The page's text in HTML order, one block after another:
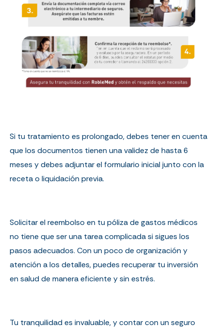
Si tu tratamiento es prolongado, debes tener en cuenta
que los documentos tienen una validez de hasta 6
meses y debes adjuntar el formulario inicial junto con la
receta o liquidación previa.
Solicitar el reembolso en tu póliza de gastos médicos
no tiene que ser una tarea complicada si sigues los
pasos adecuados. Con un poco de organización y
atención a los detalles, puedes recuperar tu inversión
en salud de manera eficiente y sin estrés.
Tu tranquilidad es invaluable, y contar con un seguro